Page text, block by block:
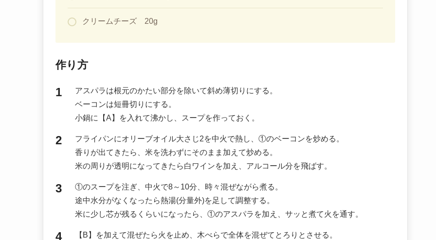
クリームチーズ 20g
作り方
アスパラは根元のかたい部分を除いて斜め薄切りにする。
ベーコンは短冊切りにする。
小鍋に【A】を入れて沸かし、スープを作っておく。
フライパンにオリーブオイル大さじ2を中火で熱し、①のベーコンを炒める。
香りが出てきたら、米を洗わずにそのまま加えて炒める。
米の周りが透明になってきたら白ワインを加え、アルコール分を飛ばす。
①のスープを注ぎ、中火で8～10分、時々混ぜながら煮る。
途中水分がなくなったら熱湯(分量外)を足して調整する。
米に少し芯が残るくらいになったら、①のアスパラを加え、サッと煮て火を通す。
【B】を加えて混ぜたら火を止め、木べらで全体を混ぜてとろりとさせる。